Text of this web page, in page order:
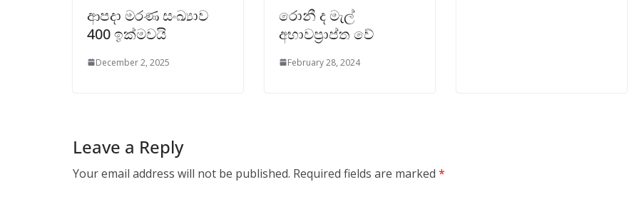
ආපදා මරණ සංඛ්‍යාව
400 ඉක්මවයි
December 2, 2025
රොනී ද මැල්
අභාවප්‍රාප්ත වේ
February 28, 2024
Leave a Reply
Your email address will not be published. Required fields are marked *